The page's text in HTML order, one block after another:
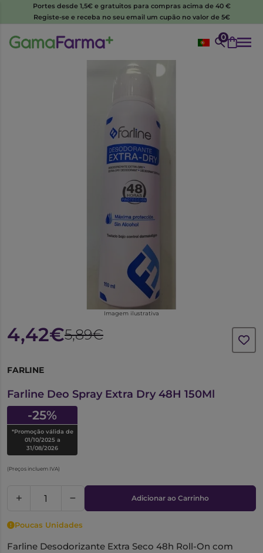
Portes desde 1,5€ e gratuitos para compras acima de 40 €
Registe-se e receba no seu email um cupão no valor de 5€
0
Imagem ilustrativa
4,42€5,89€
FARLINE
Farline Deo Spray Extra Dry 48H 150Ml
-25%
*Promoção válida de
01/10/2025 a
31/08/2026
(Preços incluem IVA)
Adicionar ao Carrinho
Poucas Unidades
Farline Desodorizante Extra Seco 48h Roll-On com